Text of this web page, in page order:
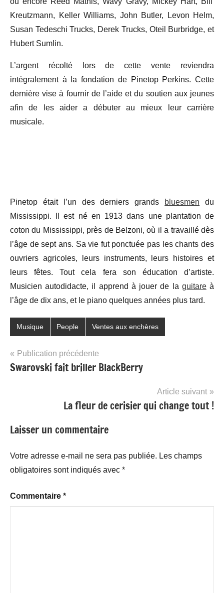
Kreutzmann, Keller Williams, John Butler, Levon Helm,
Susan Tedeschi Trucks, Derek Trucks, Oteil Burbridge, et
Hubert Sumlin.
L’argent récolté lors de cette vente reviendra
intégralement à la fondation de Pinetop Perkins. Cette
dernière vise à fournir de l’aide et du soutien aux jeunes
afin de les aider a débuter au mieux leur carrière
musicale.
Pinetop était l’un des derniers grands bluesmen du
Mississippi. Il est né en 1913 dans une plantation de
coton du Mississippi, près de Belzoni, où il a travaillé dès
l’âge de sept ans. Sa vie fut ponctuée pas les chants des
ouvriers agricoles, leurs instruments, leurs histoires et
leurs fêtes. Tout cela fera son éducation d’artiste.
Musicien autodidacte, il apprend à jouer de la guitareà
l’âge de dix ans, et le piano quelques années plus tard.
Musique People Ventes aux enchères
Navigation
de
Publication précédente
Swarovski fait briller BlackBerry
Article suivant
La fleur de cerisier qui change tout !
Laisser un commentaire
Votre adresse e-mail ne sera pas publiée. Les champs
obligatoires sont indiqués avec *
Commentaire *